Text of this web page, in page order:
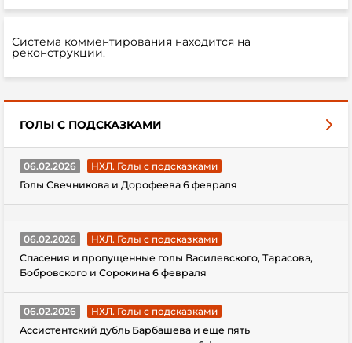
Система комментирования находится на
реконструкции.
ГОЛЫ С ПОДСКАЗКАМИ
06.02.2026
НХЛ. Голы с подсказками
Голы Свечникова и Дорофеева 6 февраля
06.02.2026
НХЛ. Голы с подсказками
Спасения и пропущенные голы Василевского, Тарасова,
Бобровского и Сорокина 6 февраля
06.02.2026
НХЛ. Голы с подсказками
Ассистентский дубль Барбашева и еще пять